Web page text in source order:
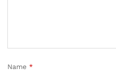
Name *